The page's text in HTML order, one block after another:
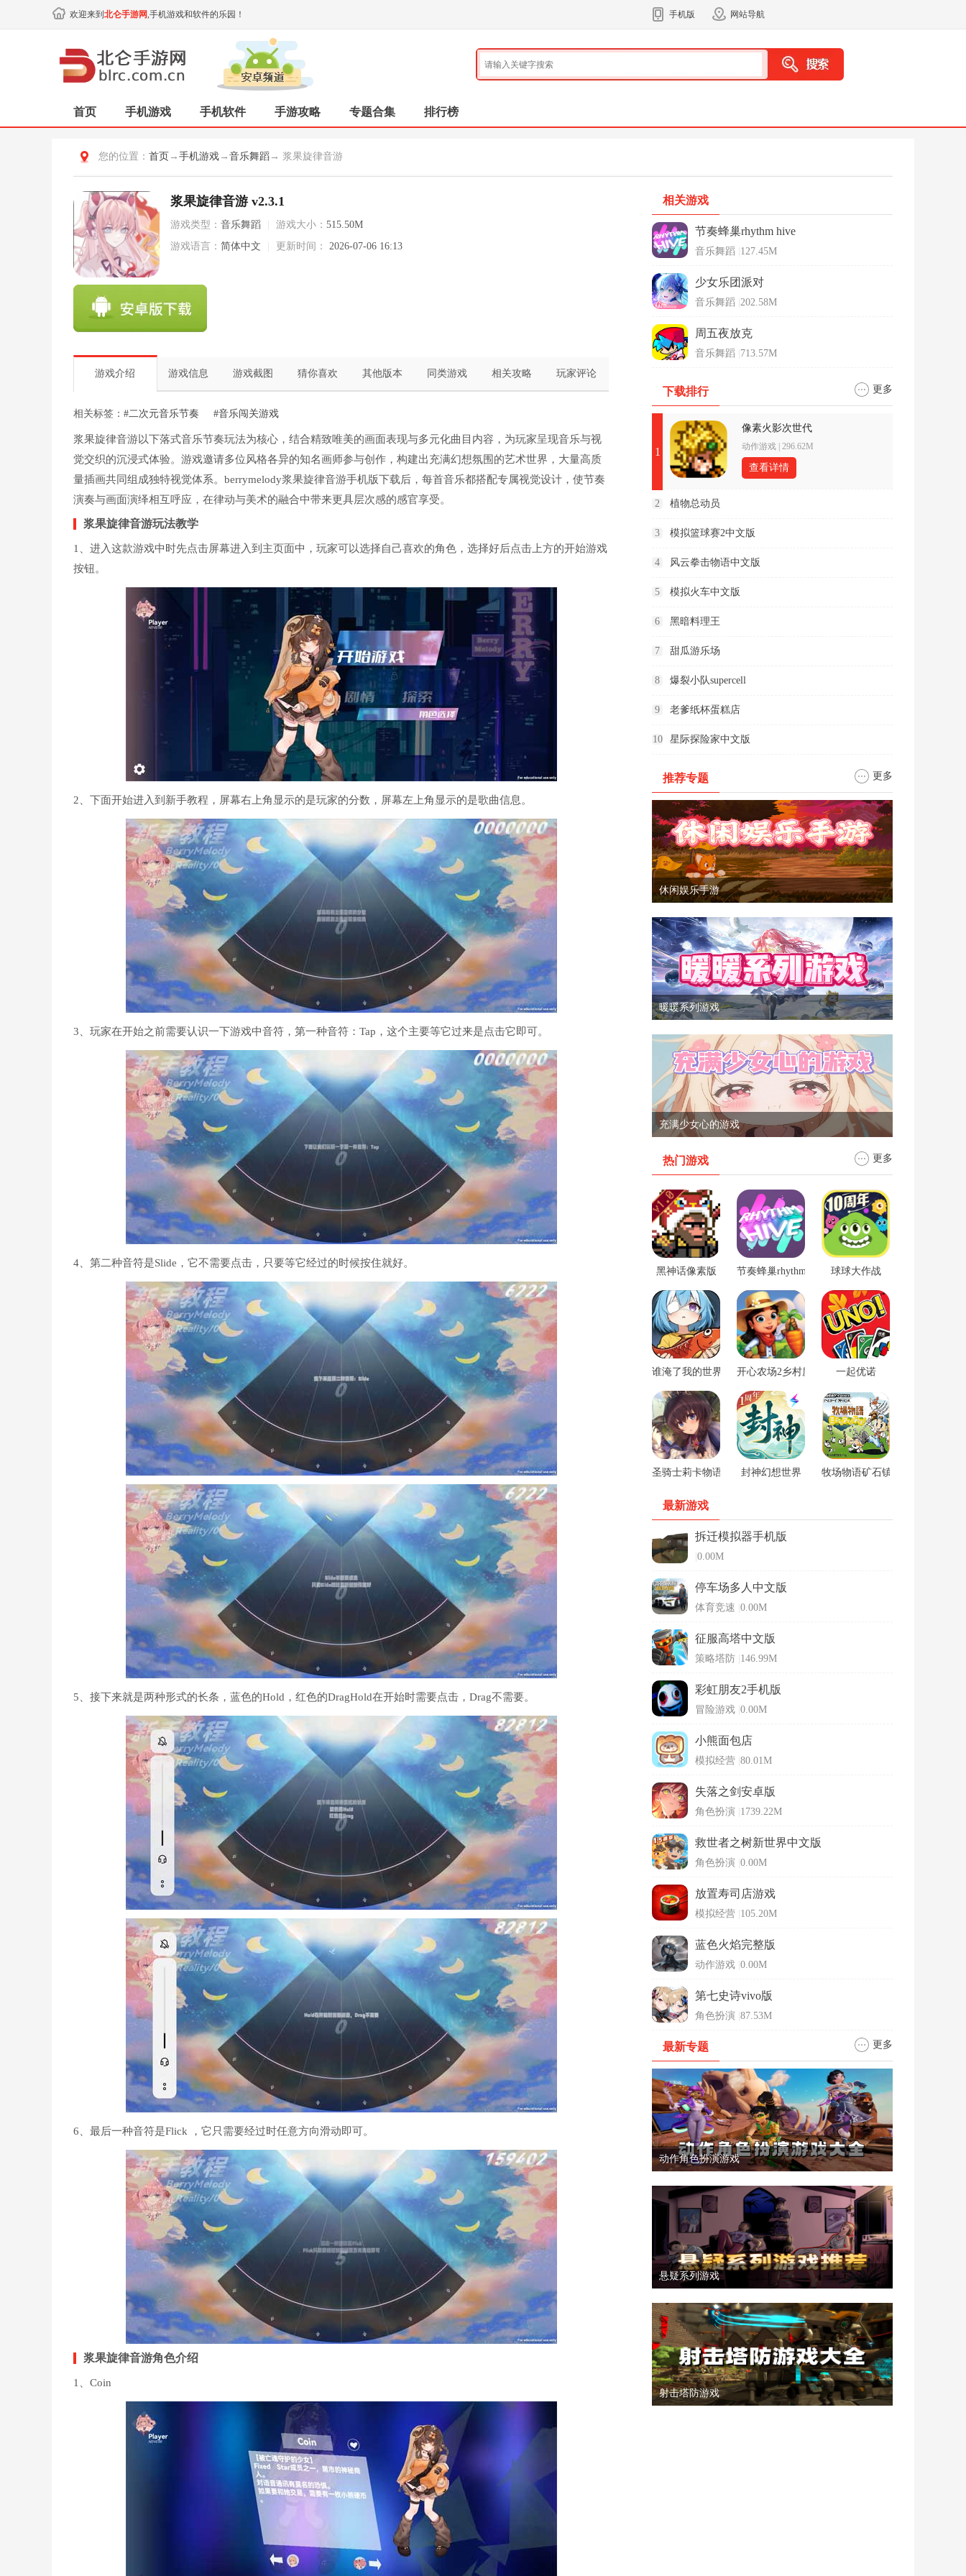
欢迎来到 北仑手游网,手机游戏和软件的乐园！ 手机版 网站导航
首页 手机游戏 手机软件 手游攻略 专题合集 排行榜
您的位置： 首页 → 手机游戏 → 音乐舞蹈 → 浆果旋律音游
浆果旋律音游 v2.3.1
游戏类型： 音乐舞蹈 游戏大小： 515.50M
游戏语言： 简体中文 更新时间： 2026-07-06 16:13
游戏介绍 游戏信息 游戏截图 猜你喜欢 其他版本 同类游戏 相关攻略 玩家评论
相关标签： #二次元音乐节奏 #音乐闯关游戏
浆果旋律音游以下落式音乐节奏玩法为核心，结合精致唯美的画面表现与多元化曲目内容，为玩家呈现音乐与视
觉交织的沉浸式体验。游戏邀请多位风格各异的知名画师参与创作，构建出充满幻想氛围的艺术世界，大量高质
量插画共同组成独特视觉体系。berrymelody浆果旋律音游手机版下载后，每首音乐都搭配专属视觉设计，使节奏
演奏与画面演绎相互呼应，在律动与美术的融合中带来更具层次感的感官享受。
浆果旋律音游玩法教学
1、进入这款游戏中时先点击屏幕进入到主页面中，玩家可以选择自己喜欢的角色，选择好后点击上方的开始游戏
按钮。
2、下面开始进入到新手教程，屏幕右上角显示的是玩家的分数，屏幕左上角显示的是歌曲信息。
3、玩家在开始之前需要认识一下游戏中音符，第一种音符：Tap，这个主要等它过来是点击它即可。
4、第二种音符是Slide，它不需要点击，只要等它经过的时候按住就好。
5、接下来就是两种形式的长条，蓝色的Hold，红色的DragHold在开始时需要点击，Drag不需要。
6、最后一种音符是Flick ，它只需要经过时任意方向滑动即可。
浆果旋律音游角色介绍
1、Coin
相关游戏
节奏蜂巢rhythm hive
音乐舞蹈 127.45M
少女乐团派对
音乐舞蹈 202.58M
周五夜放克
音乐舞蹈 713.57M
下载排行 更多
1
像素火影次世代
动作游戏 296.62M
查看详情
2 植物总动员
3 模拟篮球赛2中文版
4 风云拳击物语中文版
5 模拟火车中文版
6 黑暗料理王
7 甜瓜游乐场
8 爆裂小队supercell
9 老爹纸杯蛋糕店
10 星际探险家中文版
推荐专题 更多
休闲娱乐手游
暖暖系列游戏
充满少女心的游戏
热门游戏 更多
黑神话像素版 节奏蜂巢rhythm hive 球球大作战
谁淹了我的世界游戏开心农场2乡村度假中文版一起优诺
圣骑士莉卡物语安卓手游封神幻想世界 牧场物语矿石镇的伙伴们男孩版
最新游戏
拆迁模拟器手机版
0.00M
停车场多人中文版
体育竞速 0.00M
征服高塔中文版
策略塔防 146.99M
彩虹朋友2手机版
冒险游戏 0.00M
小熊面包店
模拟经营 80.01M
失落之剑安卓版
角色扮演 1739.22M
救世者之树新世界中文版
角色扮演 0.00M
放置寿司店游戏
模拟经营 105.20M
蓝色火焰完整版
动作游戏 0.00M
第七史诗vivo版
角色扮演 87.53M
最新专题 更多
动作角色扮演游戏
悬疑系列游戏
射击塔防游戏